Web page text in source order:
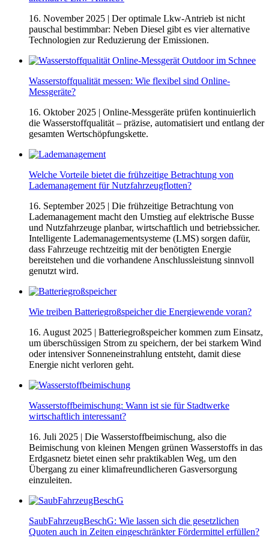
16. November 2025 | Der optimale Lkw-Antrieb ist nicht
pauschal bestimmbar: Neben Diesel gibt es vier alternative
Technologien zur Reduzierung der Emissionen.
Wasserstoffqualität messen: Wie flexibel sind Online-
Messgeräte?
16. Oktober 2025 | Online-Messgeräte prüfen kontinuierlich
die Wasserstoffqualität – präzise, automatisiert und entlang der
gesamten Wertschöpfungskette.
Welche Vorteile bietet die frühzeitige Betrachtung von
Lademanagement für Nutzfahrzeugflotten?
16. September 2025 | Die frühzeitige Betrachtung von
Lademanagement macht den Umstieg auf elektrische Busse
und Nutzfahrzeuge planbar, wirtschaftlich und betriebssicher.
Intelligente Lademanagementsysteme (LMS) sorgen dafür,
dass Fahrzeuge rechtzeitig mit der benötigten Energie
bereitstehen und die vorhandene Anschlussleistung sinnvoll
genutzt wird.
Wie treiben Batteriegroßspeicher die Energiewende voran?
16. August 2025 | Batteriegroßspeicher kommen zum Einsatz,
um überschüssigen Strom zu speichern, der bei starkem Wind
oder intensiver Sonneneinstrahlung entsteht, damit diese
Energie nicht verloren geht.
Wasserstoffbeimischung: Wann ist sie für Stadtwerke
wirtschaftlich interessant?
16. Juli 2025 | Die Wasserstoffbeimischung, also die
Beimischung von kleinen Mengen grünen Wasserstoffs in das
Erdgasnetz bietet einen sehr praktikablen Weg, um den
Übergang zu einer klimafreundlicheren Gasversorgung
einzuleiten.
SaubFahrzeugBeschG: Wie lassen sich die gesetzlichen
Quoten auch in Zeiten eingeschränkter Fördermittel erfüllen?